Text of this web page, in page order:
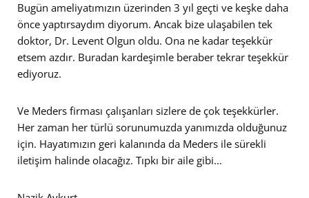
Bugün ameliyatımızın üzerinden 3 yıl geçti ve keşke daha
önce yaptırsaydım diyorum. Ancak bize ulaşabilen tek
doktor, Dr. Levent Olgun oldu. Ona ne kadar teşekkür
etsem azdır. Buradan kardeşimle beraber tekrar teşekkür
ediyoruz.
Ve Meders firması çalışanları sizlere de çok teşekkürler.
Her zaman her türlü sorunumuzda yanımızda olduğunuz
için. Hayatımızın geri kalanında da Meders ile sürekli
iletişim halinde olacağız. Tıpkı bir aile gibi…